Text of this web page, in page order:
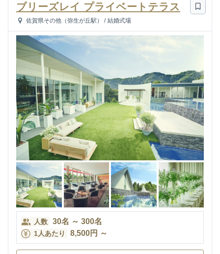
ブリーズレイ プライベートテラス
佐賀県その他（弥生が丘駅） / 結婚式場
人数 30名 ～ 300名
1人あたり 8,500円 ～